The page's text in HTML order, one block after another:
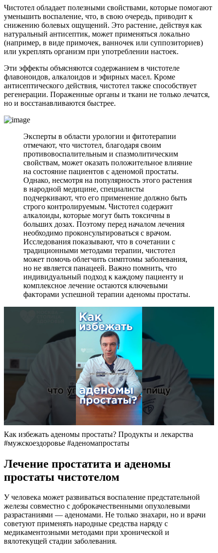
Чистотел обладает полезными свойствами, которые помогают
уменьшить воспаление, что, в свою очередь, приводит к
снижению болевых ощущений. Это растение, действуя как
натуральный антисептик, может применяться локально
(например, в виде примочек, ванночек или суппозиториев)
или укреплять организм при употреблении настоек.
Эти эффекты объясняются содержанием в чистотеле
флавоноидов, алкалоидов и эфирных масел. Кроме
антисептического действия, чистотел также способствует
регенерации. Пораженные органы и ткани не только лечатся,
но и восстанавливаются быстрее.
Эксперты в области урологии и фитотерапии
отмечают, что чистотел, благодаря своим
противовоспалительным и спазмолитическим
свойствам, может оказать положительное влияние
на состояние пациентов с аденомой простаты.
Однако, несмотря на популярность этого растения
в народной медицине, специалисты
подчеркивают, что его применение должно быть
строго контролируемым. Чистотел содержит
алкалоиды, которые могут быть токсичны в
больших дозах. Поэтому перед началом лечения
необходимо проконсультироваться с врачом.
Исследования показывают, что в сочетании с
традиционными методами терапии, чистотел
может помочь облегчить симптомы заболевания,
но не является панацеей. Важно помнить, что
индивидуальный подход к каждому пациенту и
комплексное лечение остаются ключевыми
факторами успешной терапии аденомы простаты.
Как избежать аденомы простаты? Продукты и лекарства
#мужскоездоровье #аденомапростаты
Лечение простатита и аденомы
простаты чистотелом
У человека может развиваться воспаление предстательной
железы совместно с доброкачественными опухолевыми
разрастаниями — аденомами. Не только знахари, но и врачи
советуют применять народные средства наряду с
медикаментозными методами при хронической и
вялотекущей стадии заболевания.